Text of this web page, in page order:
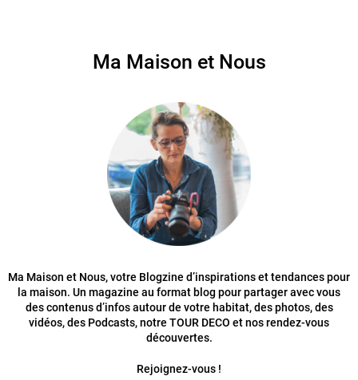
Ma Maison et Nous
Ma Maison et Nous, votre Blogzine d’inspirations et tendances pour
la maison. Un magazine au format blog pour partager avec vous
des contenus d’infos autour de votre habitat, des photos, des
vidéos, des Podcasts, notre TOUR DECO et nos rendez-vous
découvertes.
Rejoignez-vous !